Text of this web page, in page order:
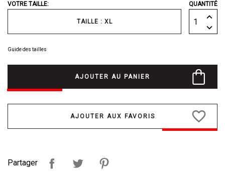
VOTRE TAILLE:
TAILLE : XL
QUANTITÉ
Guide des tailles
AJOUTER AU PANIER
favorite_border
Partager